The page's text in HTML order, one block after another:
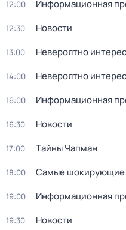
12:00 Информационная
12:30 Новости
13:00 Невероятно
14:00 Невероятно
16:00 Информационная
16:30 Новости
17:00 Тaйны Чапман
18:00 Самые шoкиpующие
19:00 Информационная
19:30 Новости